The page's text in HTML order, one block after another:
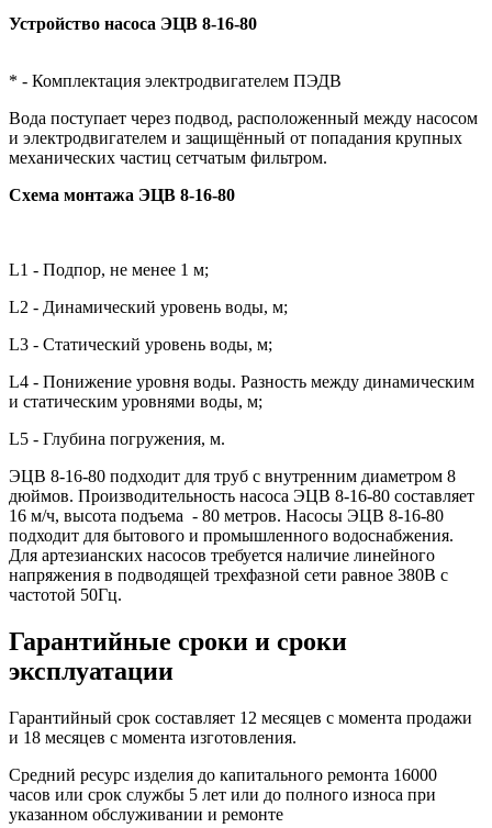
Устройство насоса ЭЦВ 8-16-80
* - Комплектация электродвигателем ПЭДВ
Вода поступает через подвод, расположенный между насосом
и электродвигателем и защищённый от попадания крупных
механических частиц сетчатым фильтром.
Схема монтажа ЭЦВ 8-16-80
L1 - Подпор, не менее 1 м;
L2 - Динамический уровень воды, м;
L3 - Статический уровень воды, м;
L4 - Понижение уровня воды. Разность между динамическим
и статическим уровнями воды, м;
L5 - Глубина погружения, м.
ЭЦВ 8-16-80 подходит для труб с внутренним диаметром 8
дюймов. Производительность насоса ЭЦВ 8-16-80 составляет
16 м/ч, высота подъема - 80 метров. Насосы ЭЦВ 8-16-80
подходит для бытового и промышленного водоснабжения.
Для артезианских насосов требуется наличие линейного
напряжения в подводящей трехфазной сети равное 380В с
частотой 50Гц.
Гарантийные сроки и сроки
эксплуатации
Гарантийный срок составляет 12 месяцев с момента продажи
и 18 месяцев с момента изготовления.
Средний ресурс изделия до капитального ремонта 16000
часов или срок службы 5 лет или до полного износа при
указанном обслуживании и ремонте